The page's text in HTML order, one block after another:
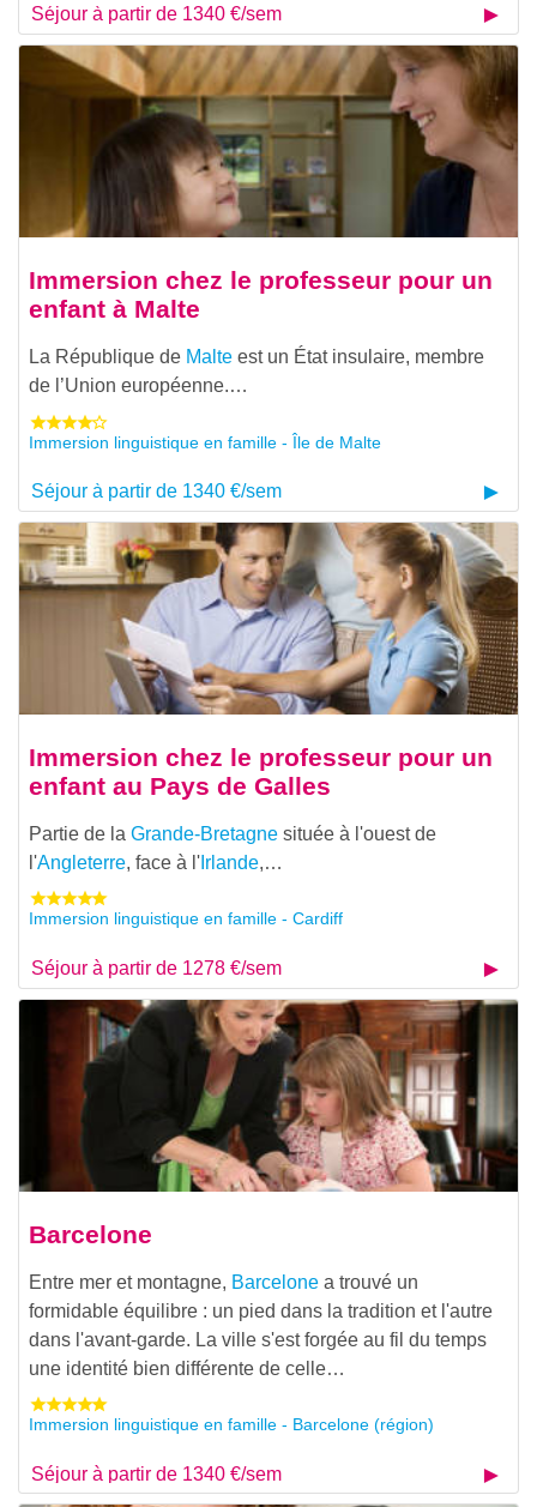
Séjour à partir de 1340 €/sem
Immersion chez le professeur pour un
enfant à Malte
La République de Malte est un État insulaire, membre
de l’Union européenne.…
Immersion linguistique en famille - Île de Malte
Séjour à partir de 1340 €/sem
Immersion chez le professeur pour un
enfant au Pays de Galles
Partie de la Grande-Bretagne située à l'ouest de
l'Angleterre, face à l' Irlande,…
Immersion linguistique en famille - Cardiff
Séjour à partir de 1278 €/sem
Barcelone
Entre mer et montagne, Barcelone a trouvé un
formidable équilibre : un pied dans la tradition et l'autre
dans l'avant-garde. La ville s'est forgée au fil du temps
une identité bien différente de celle…
Immersion linguistique en famille - Barcelone (région)
Séjour à partir de 1340 €/sem